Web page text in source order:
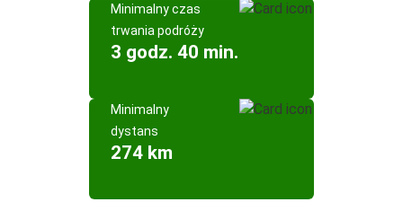
Minimalny czas
trwania podróży
3 godz. 40 min.
Minimalny
dystans
274 km